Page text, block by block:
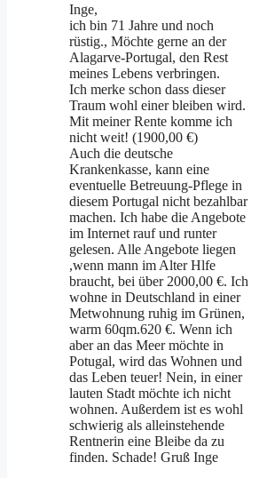
Inge,
ich bin 71 Jahre und noch
rüstig., Möchte gerne an der
Alagarve-Portugal, den Rest
meines Lebens verbringen.
Ich merke schon dass dieser
Traum wohl einer bleiben wird.
Mit meiner Rente komme ich
nicht weit! (1900,00 €)
Auch die deutsche
Krankenkasse, kann eine
eventuelle Betreuung-Pflege in
diesem Portugal nicht bezahlbar
machen. Ich habe die Angebote
im Internet rauf und runter
gelesen. Alle Angebote liegen
,wenn mann im Alter Hlfe
braucht, bei über 2000,00 €. Ich
wohne in Deutschland in einer
Metwohnung ruhig im Grünen,
warm 60qm.620 €. Wenn ich
aber an das Meer möchte in
Potugal, wird das Wohnen und
das Leben teuer! Nein, in einer
lauten Stadt möchte ich nicht
wohnen. Außerdem ist es wohl
schwierig als alleinstehende
Rentnerin eine Bleibe da zu
finden. Schade! Gruß Inge